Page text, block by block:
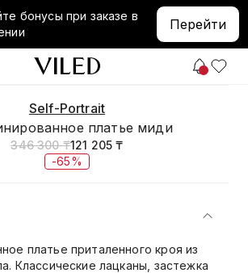
бонусы при заказе в
Перейти
Self-Portrait
платье миди
346 300 ₸121 205 ₸
-65%
платье приталенного кроя из
Классические лацканы, застежка